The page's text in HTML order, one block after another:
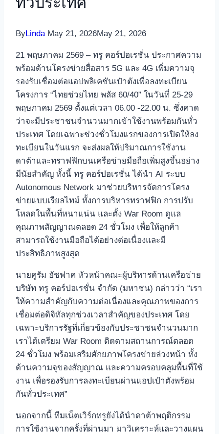
ByLinda May 21, 2026May 21, 2026
21 พฤษภาคม 2569 – ทรู คอร์ปอเรชั่น ประกาศความ
พร้อมด้านโครงข่ายสื่อสาร 5G และ 4G เพิ่มความจุ
รองรับเชื่อมต่อแอปพลิเคชันเป๋าตังเพื่อลงทะเบียน
โครงการ “ไทยช่วยไทย พลัส 60/40” ในวันที่ 25-29
พฤษภาคม 2569 ตั้งแต่เวลา 06.00 -22.00 น. ซึ่งคาด
ว่าจะมีประชาชนจำนวนมากเข้าใช้งานพร้อมกันทั่ว
ประเทศ โดยเฉพาะช่วงชั่วโมงแรกของการเปิดให้ลง
ทะเบียนในวันแรก จะส่งผลให้ปริมาณการใช้งาน
ดาต้าและทราฟฟิกบนเครือข่ายมือถือเพิ่มสูงขึ้นอย่าง
มีนัยสำคัญ ทั้งนี้ ทรู คอร์ปอเรชั่น ได้นำ AI ระบบ
Autonomous Network มาช่วยบริหารจัดการโครง
ข่ายแบบเรียลไทม์ ทั้งการบริหารทราฟฟิก การปรับ
โหลดในพื้นที่หนาแน่น และตั้ง War Room ดูแล
คุณภาพสัญญาณตลอด 24 ชั่วโมง เพื่อให้ลูกค้า
สามารถใช้งานมือถือได้อย่างต่อเนื่องและมี
ประสิทธิภาพสูงสุด
นายคูรัม อัชฟาค หัวหน้าคณะผู้บริหารด้านเครือข่าย
บริษัท ทรู คอร์ปอเรชั่น จำกัด (มหาชน) กล่าวว่า “เรา
ให้ความสำคัญกับความต่อเนื่องและคุณภาพของการ
เชื่อมต่อดิจิทัลทุกช่วงเวลาสำคัญของประเทศ โดย
เฉพาะบริการรัฐที่เกี่ยวข้องกับประชาชนจำนวนมาก
เราได้เตรียม War Room ติดตามสถานการณ์ตลอด
24 ชั่วโมง พร้อมเสริมศักยภาพโครงข่ายล่วงหน้า ทั้ง
ด้านความจุของสัญญาณ และความครอบคลุมพื้นที่ใช้
งาน เพื่อรองรับการลงทะเบียนผ่านแอปเป๋าตังพร้อม
กันทั่วประเทศ”
นอกจากนี้ ทีมเน็ตเวิร์กทรูยังได้นำดาต้าพฤติกรรม
การใช้งานจากครั้งที่ผ่านมา มาวิเคราะห์และวางแผน